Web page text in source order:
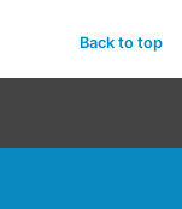
Back to top